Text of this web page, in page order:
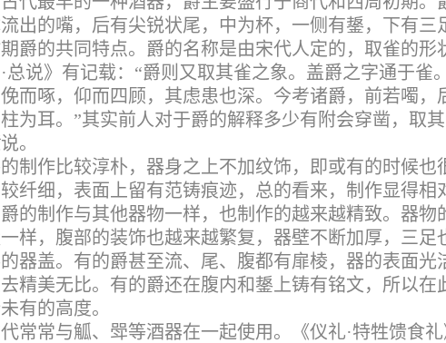
出的嘴， 后有尖锐状尾，中为杯，一侧有鋬，下有三
爵的共同特点。爵的名称是由宋代人定的，取雀的形
·总说》有记载：“爵则又取其雀之象。盖爵之字通于雀
俛而啄，仰而四顾，其虑患也深。今考诸爵，前若噣
为耳。”其实前人对于爵的解释多少有附会穿凿，取
。
制作比较淳朴，器身之上不加纹饰，即或有的时候也
纤细，表面上留有范铸痕迹，总的看来，制作显得相
的制作与其他器物一样，也制作的越来越精致。器物
样，腹部的装饰也越来越繁复，器壁不断加厚，三足
器盖。有的爵甚至流、尾、腹都有扉棱，器的表面光
精美无比。有的爵还在腹内和鋬上铸有铭文，所以在
有的高度。
常常与觚、斝等酒器在一起使用。《仪礼·特牲馈食